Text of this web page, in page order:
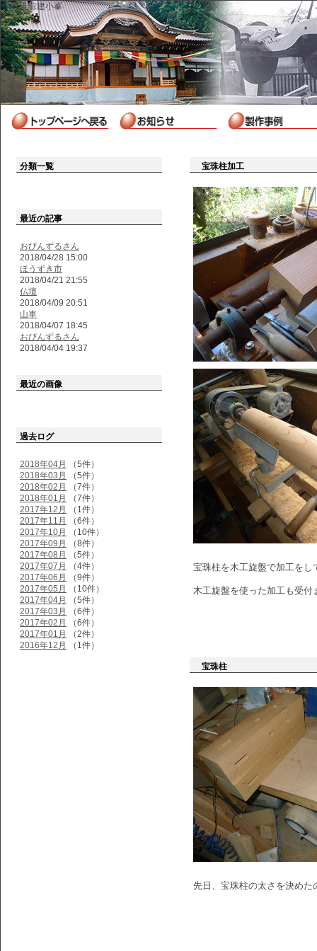
社寺綜建小峯
宝珠柱加工
宝珠柱を木工旋盤で加工をし
木工旋盤を使った加工も受
宝珠柱
先日、宝珠柱の太さを決め
分類一覧
最近の記事
おびんずるさん
2018/04/28 15:00
ほうずき市
2018/04/21 21:55
仏壇
2018/04/09 20:51
山車
2018/04/07 18:45
おびんずるさん
2018/04/04 19:37
最近の画像
過去ログ
2018年04月
（5件）
2018年03月
（5件）
2018年02月
（7件）
2018年01月
（7件）
2017年12月
（1件）
2017年11月
（6件）
2017年10月
（10件）
2017年09月
（8件）
2017年08月
（5件）
2017年07月
（4件）
2017年06月
（9件）
2017年05月
（10件）
2017年04月
（5件）
2017年03月
（6件）
2017年02月
（6件）
2017年01月
（2件）
2016年12月
（1件）